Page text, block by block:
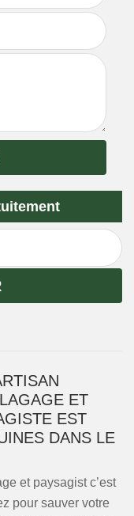
ET
EST
DANS LE
et paysagist c’est
pour sauver votre